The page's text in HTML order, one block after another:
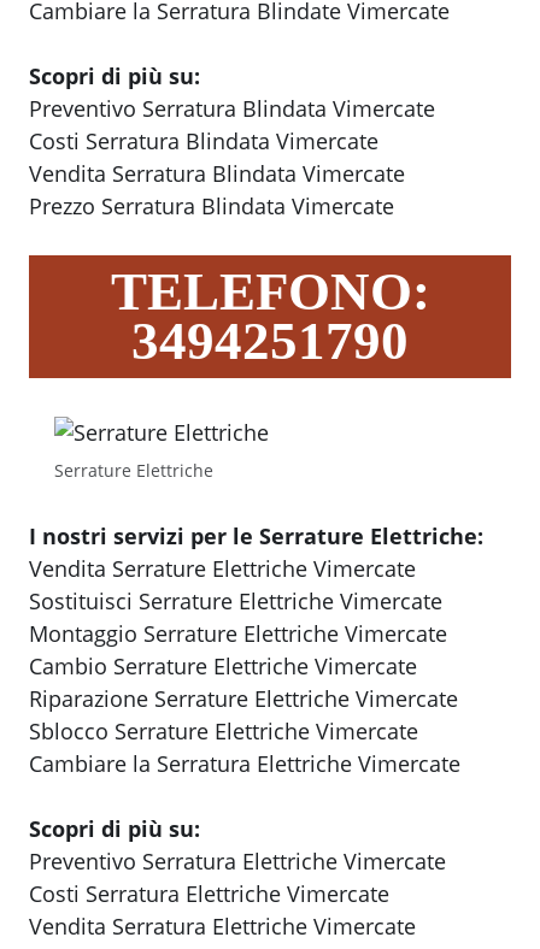
Cambiare la Serratura Blindate Vimercate
Scopri di più su:
Preventivo Serratura Blindata Vimercate
Costi Serratura Blindata Vimercate
Vendita Serratura Blindata Vimercate
Prezzo Serratura Blindata Vimercate
TELEFONO:
3494251790
Serrature Elettriche
I nostri servizi per le Serrature Elettriche:
Vendita Serrature Elettriche Vimercate
Sostituisci Serrature Elettriche Vimercate
Montaggio Serrature Elettriche Vimercate
Cambio Serrature Elettriche Vimercate
Riparazione Serrature Elettriche Vimercate
Sblocco Serrature Elettriche Vimercate
Cambiare la Serratura Elettriche Vimercate
Scopri di più su:
Preventivo Serratura Elettriche Vimercate
Costi Serratura Elettriche Vimercate
Vendita Serratura Elettriche Vimercate